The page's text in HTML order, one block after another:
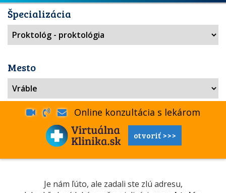
Špecializácia
Mesto
Online konzultácia s lekárom
otvoriť >>>
Je nám ľúto, ale zadali ste zlú adresu,